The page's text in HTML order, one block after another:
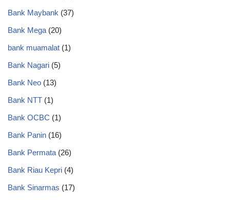
Bank Maybank (37)
Bank Mega (20)
bank muamalat (1)
Bank Nagari (5)
Bank Neo (13)
Bank NTT (1)
Bank OCBC (1)
Bank Panin (16)
Bank Permata (26)
Bank Riau Kepri (4)
Bank Sinarmas (17)